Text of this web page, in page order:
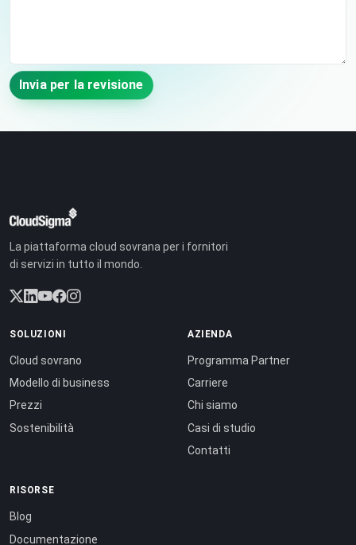
Invia per la revisione
La piattaforma cloud sovrana per i fornitori
di servizi in tutto il mondo.
SOLUZIONI
Cloud sovrano
Modello di business
Prezzi
Sostenibilità
AZIENDA
Programma Partner
Carriere
Chi siamo
Casi di studio
Contatti
RISORSE
Blog
Documentazione